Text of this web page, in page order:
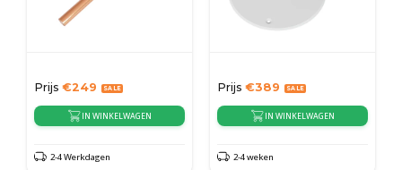
Prijs €249
IN WINKELWAGEN
2-4 Werkdagen
Prijs €389
IN WINKELWAGEN
2-4 weken